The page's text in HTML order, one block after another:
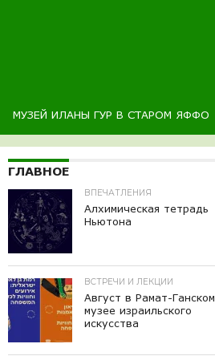
МУЗЕЙ ИЛАНЫ ГУР В СТАРОМ ЯФФО
ГЛАВНОЕ
ВПЕЧАТЛЕНИЯ
Алхимическая тетрадь
Ньютона
ВСТРЕЧИ И ЛЕКЦИИ
Август в Рамат-Ганском
музее израильского
искусства